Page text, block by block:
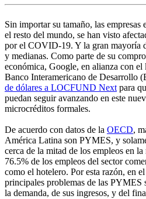
Sin importar su tamaño, las
el resto del mundo, se han visto
por el COVID-19. Y la gran mayoría
y medianas. Como parte de su
económica, Google, en alianza con
Banco Interamericano de Desarrollo
de dólares a LOCFUND Nextpara
puedan seguir avanzando en este
microcréditos formales.
De acuerdo con datos de la OECD,
América Latina son PYMES, y
cerca de la mitad de los empleos en
76.5% de los empleos del sector
como el hotelero. Por esta razón, en
principales problemas de las PYMES
la demanda, de sus ingresos, y del